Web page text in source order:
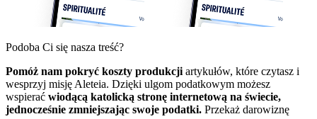
Podoba Ci się nasza treść?
Pomóż nam pokryć koszty produkcji artykułów, które czytasz i
wesprzyj misję Aleteia. Dzięki ulgom podatkowym możesz
wspierać wiodącą katolicką stronę internetową na świecie,
jednocześnie zmniejszając swoje podatki. Przekaż darowiznę